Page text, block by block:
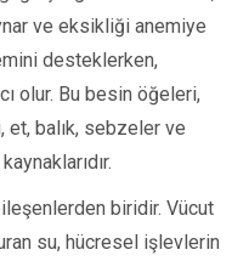
ve eksikliği anemiye
desteklerken,
olur. Bu besin öğeleri,
et, balık, sebzeler ve
biridir. Vücut
su, hücresel işlevlerin